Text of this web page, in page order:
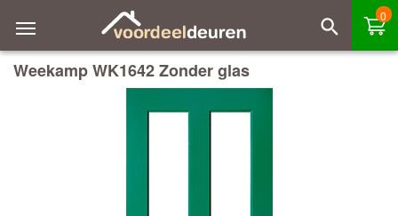
0
Weekamp WK1642 Zonder glas